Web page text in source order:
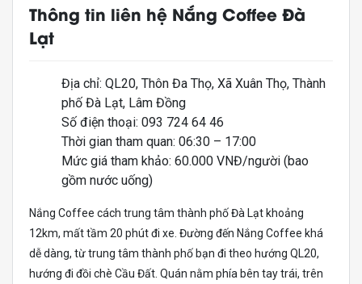
Thông tin liên hệ Nắng Coffee Đà
Lạt
Địa chỉ: QL20, Thôn Đa Thọ, Xã Xuân Thọ, Thành
phố Đà Lạt, Lâm Đồng
Số điện thoại: 093 724 64 46
Thời gian tham quan: 06:30 – 17:00
Mức giá tham khảo: 60.000 VNĐ/người (bao
gồm nước uống)
Nắng Coffee cách trung tâm thành phố Đà Lạt khoảng
12km, mất tầm 20 phút đi xe. Đường đến Nắng Coffee khá
dễ dàng, từ trung tâm thành phố bạn đi theo hướng QL20,
hướng đi đồi chè Cầu Đất. Quán nằm phía bên tay trái, trên